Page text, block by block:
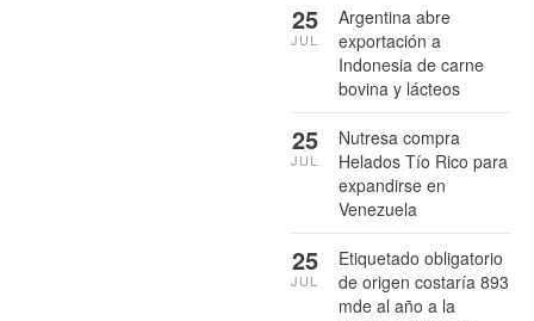
Argentina abre
exportación a
Indonesia de carne
bovina y lácteos
25
JUL
Nutresa compra
Helados Tío Rico para
expandirse en
Venezuela
25
JUL
Etiquetado obligatorio
de origen costaría 893
mde al año a la
25
JUL